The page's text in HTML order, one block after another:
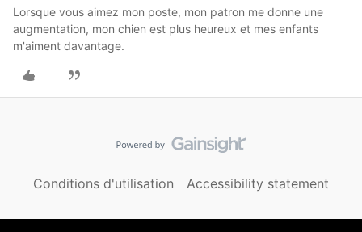
Lorsque vous aimez mon poste, mon patron me donne une
augmentation, mon chien est plus heureux et mes enfants
m'aiment davantage.
Conditions d'utilisation Accessibility statement